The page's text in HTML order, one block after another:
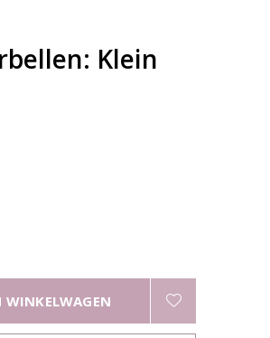
Klein
WINKELWAGEN